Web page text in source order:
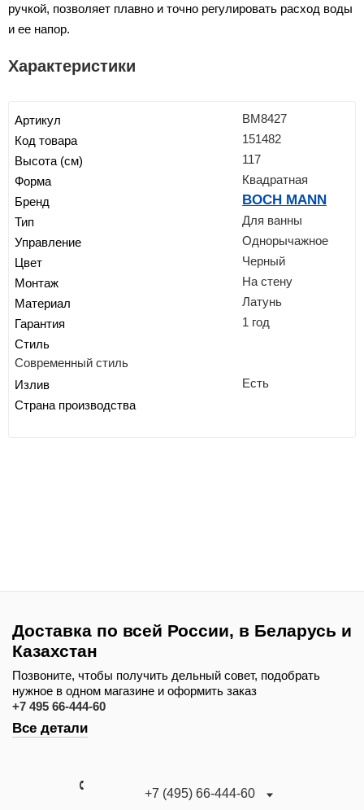
ручкой, позволяет плавно и точно регулировать расход воды
и ее напор.
Характеристики
Артикул BM8427
Код товара 151482
Высота (см) 117
Форма Квадратная
Бренд BOCH MANN
Тип Для ванны
Управление Однорычажное
Цвет Черный
Монтаж На стену
Материал Латунь
Гарантия 1 год
Стиль
Современный стиль
Излив Есть
Страна производства
Доставка по всей России, в Беларусь и
Казахстан
Позвоните, чтобы получить дельный совет, подобрать
нужное в одном магазине и оформить заказ
+7 495 66-444-60
Все детали
+7 (495) 66-444-60